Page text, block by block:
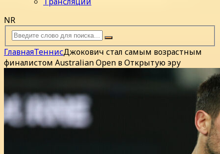
NR
ГлавнаяТеннисДжокович стал самым возрастным
финалистом Australian Open в Открытую эру